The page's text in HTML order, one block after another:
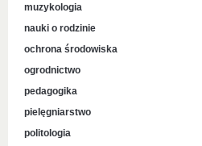
muzykologia
nauki o rodzinie
ochrona środowiska
ogrodnictwo
pedagogika
pielęgniarstwo
politologia